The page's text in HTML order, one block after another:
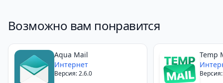
Настраиваемые уведомления
Безопасность и защита данных
Возможность просматривать и редактировать
вложения
Бесплатное приложение
Возможно вам понравится
Aqua Mail
Интернет
Версия: 2.6.0
Temp